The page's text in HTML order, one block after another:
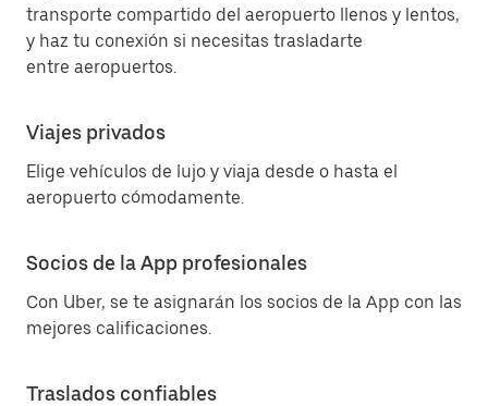
transporte compartido del aeropuerto llenos y lentos,
y haz tu conexión si necesitas trasladarte
entre aeropuertos.
Viajes privados
Elige vehículos de lujo y viaja desde o hasta el
aeropuerto cómodamente.
Socios de la App profesionales
Con Uber, se te asignarán los socios de la App con las
mejores calificaciones.
Traslados confiables